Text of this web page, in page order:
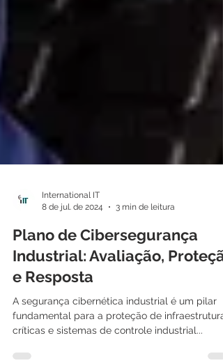
8 de jul. de 2024
3 min de leitura
Plano de Cibersegurança
Industrial: Avaliação,
e Resposta
A segurança cibernética industrial é um pilar
críticas e sistemas de controle industrial...